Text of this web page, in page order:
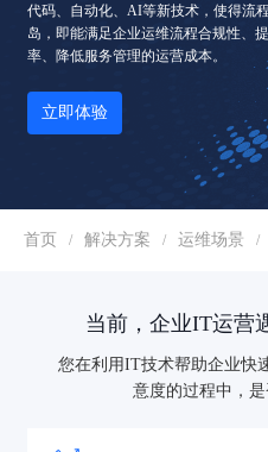
代码、自动化、AI等新技术，使得流
岛，即能满足企业运维流程合规性、
率、降低服务管理的运营成本。
立即体验
首页 / 解决方案 / 运维场景 /
当前，企业IT运营
您在利用IT技术帮助企业快
意度的过程中，